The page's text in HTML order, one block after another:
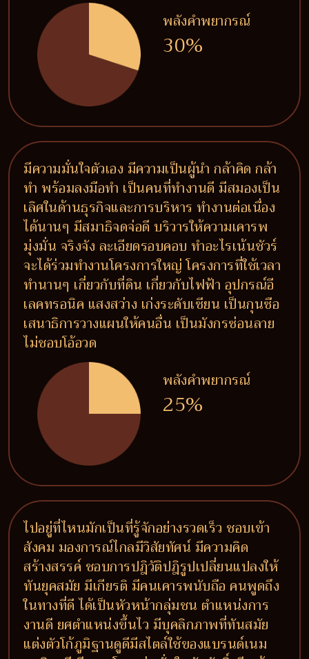
พลังคำพยากรณ์
30%
มีความมั่นใจตัวเอง มีความเป็นผู้นำ กล้าคิด กล้า
ทำ พร้อมลงมือทำ เป็นคนที่ทำงานดี มีสมองเป็น
เลิศในด้านธุรกิจและการบริหาร ทำงานต่อเนื่อง
ได้นานๆ มีสมาธิจดจ่อดี บริวารให้ความเคารพ
มุ่งมั่น จริงจัง ละเอียดรอบคอบ ทำอะไรเน้นชัวร์
จะได้ร่วมทำงานโครงการใหญ่ โครงการที่ใช้เวลา
ทำนานๆ เกี่ยวกับที่ดิน เกี่ยวกับไฟฟ้า อุปกรณ์อี
เลคทรอนิค แสงสว่าง เก่งระดับเซียน เป็นกุนซือ
เสนาธิการวางแผนให้คนอื่น เป็นมังกรซ่อนลาย
ไม่ชอบโอ้อวด
พลังคำพยากรณ์
25%
ไปอยู่ที่ไหนมักเป็นที่รู้จักอย่างรวดเร็ว ชอบเข้า
สังคม มองการณ์ไกลมีวิสัยทัศน์ มีความคิด
สร้างสรรค์ ชอบการปฎิวัติปฎิรูปเปลี่ยนแปลงให้
ทันยุคสมัย มีเกียรติ มีคนเคารพนับถือ คนพูดถึง
ในทางที่ดี ได้เป็นหัวหน้ากลุ่มชน ตำแหน่งการ
งานดี ยศตำแหน่งขึ้นไว มีบุคลิกภาพที่ทันสมัย
แต่งตัวโก้ภูมิฐานดูดีมีสไตล์ใช้ของแบรนด์เนม